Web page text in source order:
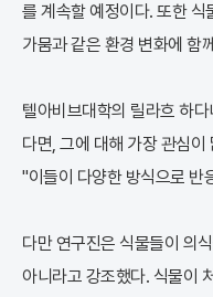
를 계속할 예정이다. 또한 식
가뭄과 같은 환경 변화에 함
텔아비브대학의 릴라흐 하
다면, 그에 대해 가장 관심이
"이들이 다양한 방식으로 반
다만 연구진은 식물들이 의
아니라고 강조했다. 식물이